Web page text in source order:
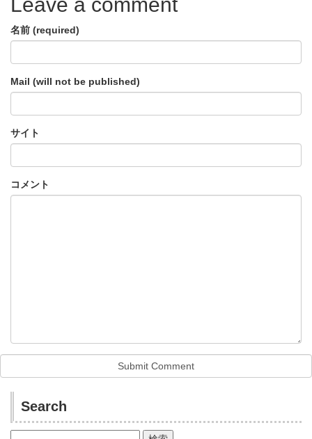
Leave a comment
名前 (required)
Mail (will not be published)
サイト
コメント
Search